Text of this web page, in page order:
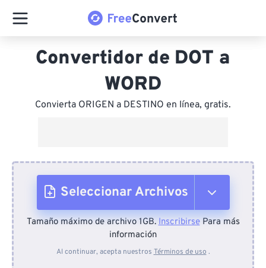
Convertidor de DOT a
WORD
Convierta ORIGEN a DESTINO en línea, gratis.
Seleccionar Archivos
Desde el dispositivo
Tamaño máximo de archivo 1GB.InscribirsePara más
información
Al continuar, acepta nuestros Términos de uso .